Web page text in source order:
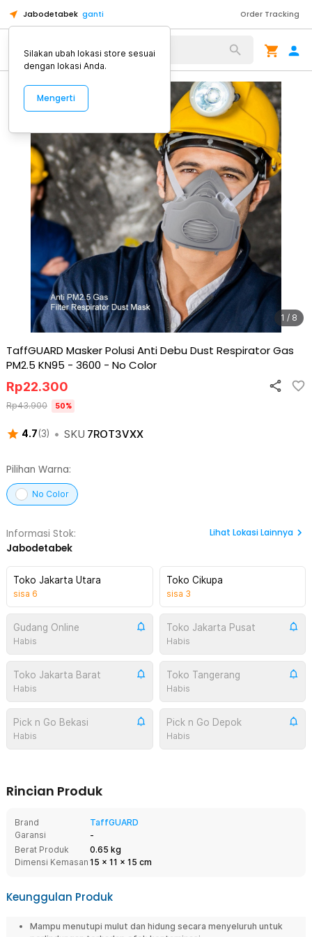
Jabodetabek ganti Order Tracking
Alat Kopi
1 / 8
TaffGUARD Masker Polusi Anti Debu Dust Respirator Gas
PM2.5 KN95 - 3600 - No Color
4.7(3) • SKU 7ROT3VXX
Rp22.300
Rp43.900 50%
Pilihan Warna:
No Color
Informasi Stok:
Jabodetabek
Lihat Lokasi Lainnya
Toko Jakarta Utara
sisa 6
Toko Cikupa
sisa 3
Gudang Online
Habis
Toko Jakarta Pusat
Habis
Toko Jakarta Barat
Habis
Toko Tangerang
Habis
Pick n Go Bekasi
Habis
Pick n Go Depok
Habis
Rincian Produk
Brand
TaffGUARD
Garansi
-
Berat Produk
0.65 kg
Dimensi Kemasan 15 x 11 x 15 cm
Keunggulan Produk
Mampu menutupi mulut dan hidung secara menyeluruh untuk
Silakan ubah lokasi store sesuai
dengan lokasi Anda.
Mengerti